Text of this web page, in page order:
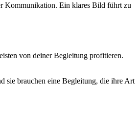
Kommunikation. Ein klares Bild führt zu
von deiner Begleitung profitieren.
sie brauchen eine Begleitung, die ihre Art